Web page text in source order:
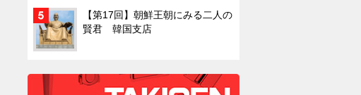
【第17回】朝鮮王朝にみる二人の
賢君 韓国支店